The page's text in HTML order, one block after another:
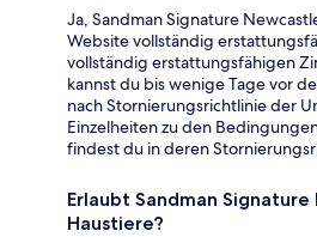
Ja, Sandman Signature
Website vollständig
vollständig erstattungsfähigen
kannst du bis wenige Tage vor
nach Stornierungsrichtlinie der
Einzelheiten zu den
findest du in deren
Erlaubt Sandman
Haustiere?